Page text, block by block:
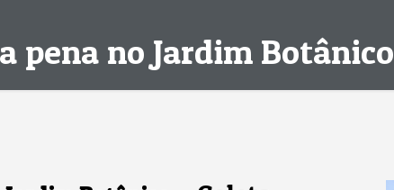
pena no Jardim Botânico